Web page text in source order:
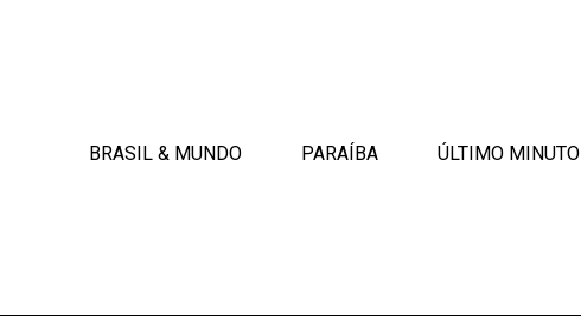
BRASIL & MUNDO PARAÍBA ÚLTIMO MINUTO